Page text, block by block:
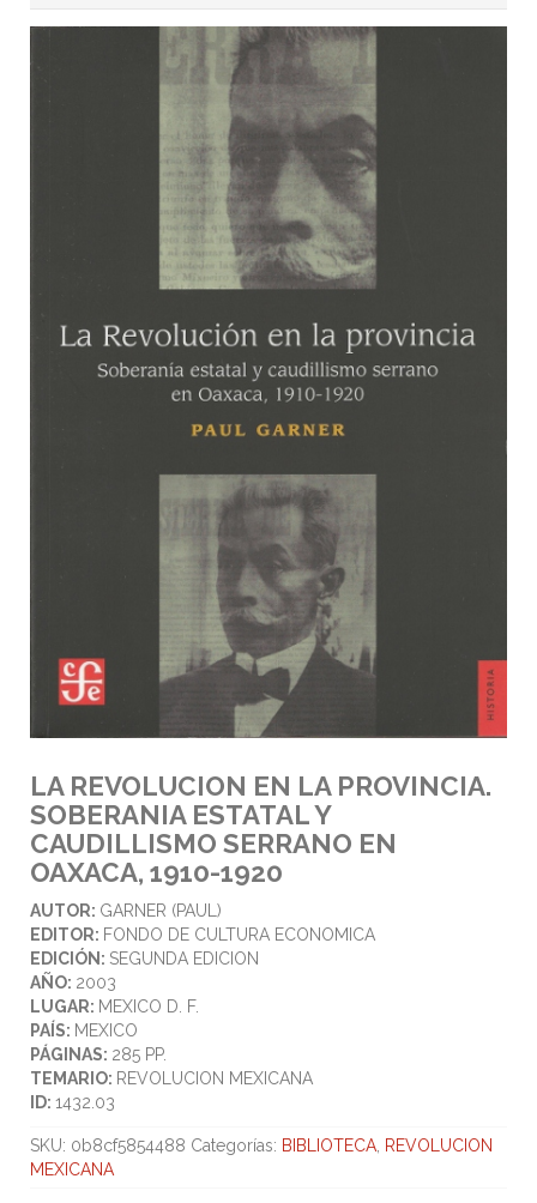
LA REVOLUCION EN LA PROVINCIA.
SOBERANIA ESTATAL Y
CAUDILLISMO SERRANO EN
OAXACA, 1910-1920
AUTOR: GARNER (PAUL)
EDITOR: FONDO DE CULTURA ECONOMICA
EDICIÓN: SEGUNDA EDICION
AÑO: 2003
LUGAR: MEXICO D. F.
PAÍS: MEXICO
PÁGINAS: 285 PP.
TEMARIO: REVOLUCION MEXICANA
ID: 1432.03
SKU: 0b8cf5854488 Categorías: BIBLIOTECA REVOLUCION
MEXICANA